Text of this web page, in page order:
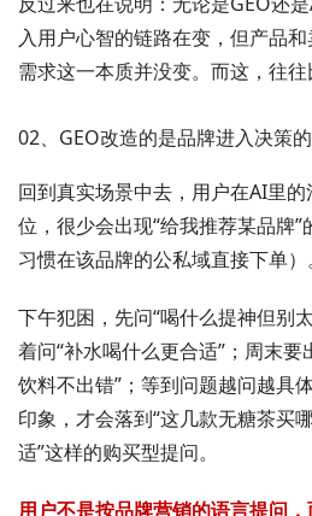
入用户心智的链路在变，但产品
需求这一本质并没变。而这，往往
02、GEO改造的是品牌进入决策
回到真实场景中去，用户在AI里
位，很少会出现“给我推荐某品牌
习惯在该品牌的公私域直接下单）。
下午犯困，先问“喝什么提神但别
着问“补水喝什么更合适”；周末
饮料不出错”；等到问题越问越具
印象，才会落到“这几款无糖茶买
适”这样的购买型提问。
用户不是按品牌营销的语言提问